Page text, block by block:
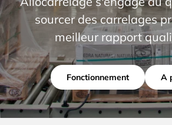
sourcer des carrelages
meilleur rapport
Fonctionnement A